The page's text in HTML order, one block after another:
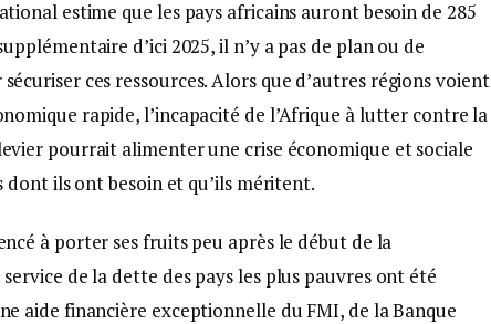
estime que les pays africains auront besoin de 285
d’ici 2025, il n’y a pas de plan ou de
ces ressources. Alors que d’autres régions voient
rapide, l’incapacité de l’Afrique à lutter contre la
pourrait alimenter une crise économique et sociale
ils ont besoin et qu’ils méritent.
à porter ses fruits peu après le début de la
de la dette des pays les plus pauvres ont été
aide financière exceptionnelle du FMI, de la Banque